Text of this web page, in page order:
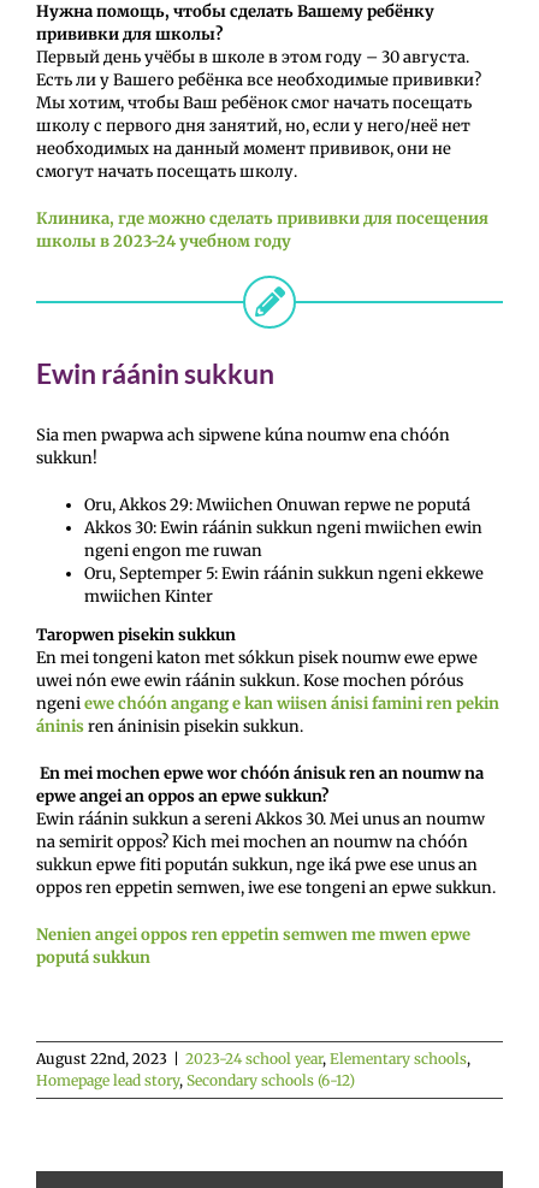
Нужна помощь, чтобы сделать Вашему ребёнку
прививки для школы?
Первый день учёбы в школе в этом году – 30 августа.
Есть ли у Вашего ребёнка все необходимые прививки?
Мы хотим, чтобы Ваш ребёнок смог начать посещать
школу с первого дня занятий, но, если у него/неё нет
необходимых на данный момент прививок, они не
смогут начать посещать школу.
Клиника, где можно сделать прививки для посещения
школы в 2023-24 учебном году
Ewin ráánin sukkun
Sia men pwapwa ach sipwene kúna noumw ena chóón
sukkun!
Oru, Akkos 29: Mwiichen Onuwan repwe ne poputá
Akkos 30: Ewin ráánin sukkun ngeni mwiichen ewin
ngeni engon me ruwan
Oru, Septemper 5: Ewin ráánin sukkun ngeni ekkewe
mwiichen Kinter
Taropwen pisekin sukkun
En mei tongeni katon met sókkun pisek noumw ewe epwe
uwei nón ewe ewin ráánin sukkun. Kose mochen póróus
ngeniewe chóón angang e kan wiisen ánisi famini ren pekin
áninisren áninisin pisekin sukkun.
En mei mochen epwe wor chóón ánisuk ren an noumw na
epwe angei an oppos an epwe sukkun?
Ewin ráánin sukkun a sereni Akkos 30. Mei unus an noumw
na semirit oppos? Kich mei mochen an noumw na chóón
sukkun epwe fiti popután sukkun, nge iká pwe ese unus an
oppos ren eppetin semwen, iwe ese tongeni an epwe sukkun.
Nenien angei oppos ren eppetin semwen me mwen epwe
poputá sukkun
August 22nd, 2023 2023-24 school year, Elementary schools,
Homepage lead story, Secondary schools (6-12)